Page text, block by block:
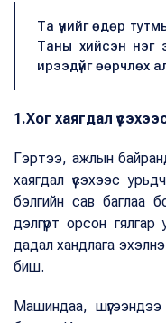
Та үүнийг өдөр
Таны хийсэн нэг
ирээдүйг өөрчлөх
1.Хог хаягдал
Гэртээ, ажлын
хаягдал үүсэхээс
бэлгийн сав баглаа
дэлгүүрт орсон
дадал хандлага
биш.
Машиндаа,